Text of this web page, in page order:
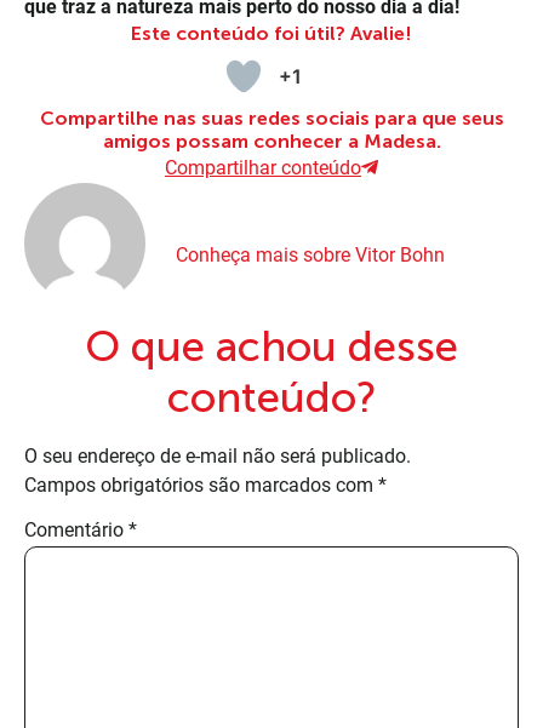
que traz a natureza mais perto do nosso dia a dia!
Este conteúdo foi útil? Avalie!
+1
Compartilhe nas suas redes sociais para que seus
amigos possam conhecer a Madesa.
Compartilhar conteúdo
Conheça mais sobre Vitor Bohn
O que achou desse
conteúdo?
O seu endereço de e-mail não será publicado.
Campos obrigatórios são marcados com *
Comentário *